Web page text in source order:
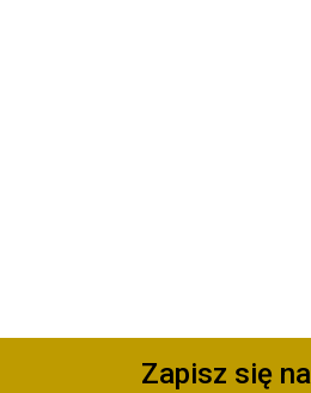
Zapisz się